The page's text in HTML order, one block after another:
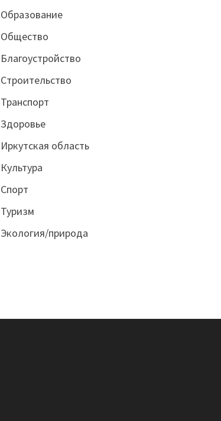
Образование
Общество
Благоустройство
Строительство
Транспорт
Здоровье
Иркутская область
Культура
Спорт
Туризм
Экология/природа